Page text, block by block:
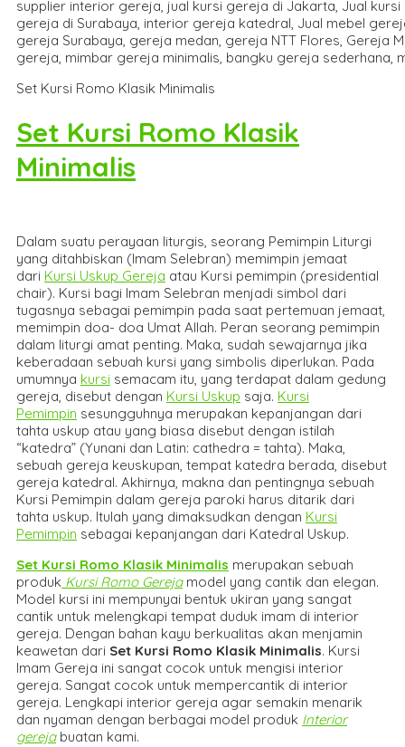
Set Kursi Romo Klasik Minimalis
Set Kursi Romo Klasik
Minimalis
Dalam suatu perayaan liturgis, seorang Pemimpin Liturgi
yang ditahbiskan (Imam Selebran) memimpin jemaat
dari Kursi Uskup Gereja atau Kursi pemimpin (presidential
chair). Kursi bagi Imam Selebran menjadi simbol dari
tugasnya sebagai pemimpin pada saat pertemuan jemaat,
memimpin doa- doa Umat Allah. Peran seorang pemimpin
dalam liturgi amat penting. Maka, sudah sewajarnya jika
keberadaan sebuah kursi yang simbolis diperlukan. Pada
umumnya kursi semacam itu, yang terdapat dalam gedung
gereja, disebut dengan Kursi Uskup saja. Kursi
Pemimpin sesungguhnya merupakan kepanjangan dari
tahta uskup atau yang biasa disebut dengan istilah
“katedra” (Yunani dan Latin: cathedra = tahta). Maka,
sebuah gereja keuskupan, tempat katedra berada, disebut
gereja katedral. Akhirnya, makna dan pentingnya sebuah
Kursi Pemimpin dalam gereja paroki harus ditarik dari
tahta uskup. Itulah yang dimaksudkan dengan Kursi
Pemimpin sebagai kepanjangan dari Katedral Uskup.
Set Kursi Romo Klasik Minimalis merupakan sebuah
produk Kursi Romo Gerejamodel yang cantik dan elegan.
Model kursi ini mempunyai bentuk ukiran yang sangat
cantik untuk melengkapi tempat duduk imam di interior
gereja. Dengan bahan kayu berkualitas akan menjamin
keawetan dari Set Kursi Romo Klasik Minimalis. Kursi
Imam Gereja ini sangat cocok untuk mengisi interior
gereja. Sangat cocok untuk mempercantik di interior
gereja. Lengkapi interior gereja agar semakin menarik
dan nyaman dengan berbagai model produk Interior
gerejabuatan kami.